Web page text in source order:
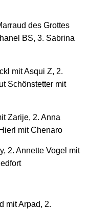
des Grottes
BS, 3. Sabrina
mit Asqui Z, 2.
Schönstetter mit
Zarije, 2. Anna
mit Chenaro
2. Annette Vogel mit
mit Arpad, 2.